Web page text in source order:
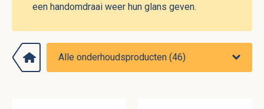
een handomdraai weer hun glans geven.